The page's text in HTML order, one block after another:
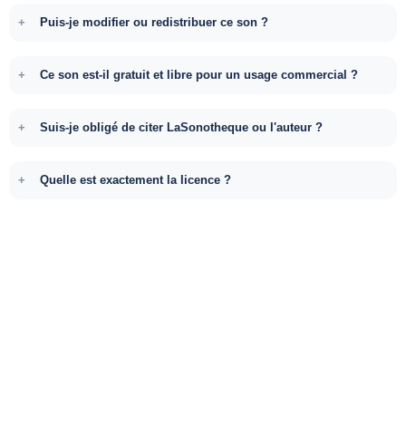
Puis-je modifier ou redistribuer ce son ?
Ce son est-il gratuit et libre pour un usage commercial ?
Suis-je obligé de citer LaSonotheque ou l'auteur ?
Quelle est exactement la licence ?